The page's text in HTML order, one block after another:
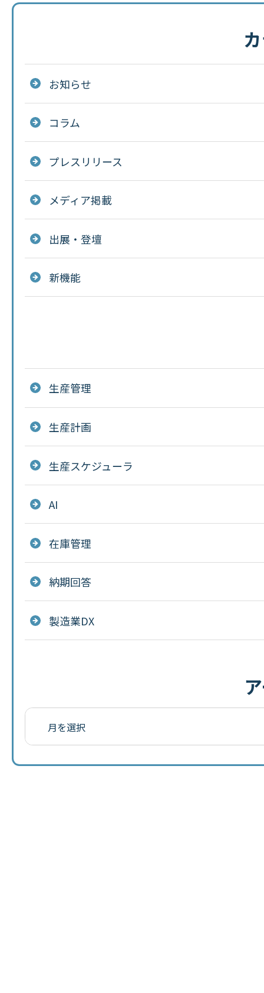
お知らせ
コラム
プレスリリース
メディア掲載
出展・登壇
新機能
生産管理
生産計画
生産スケジューラ
AI
在庫管理
納期回答
製造業DX